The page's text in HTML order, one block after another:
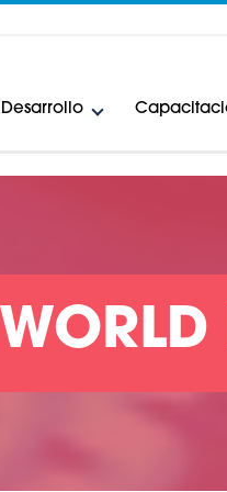
Desarrollo
WORLD